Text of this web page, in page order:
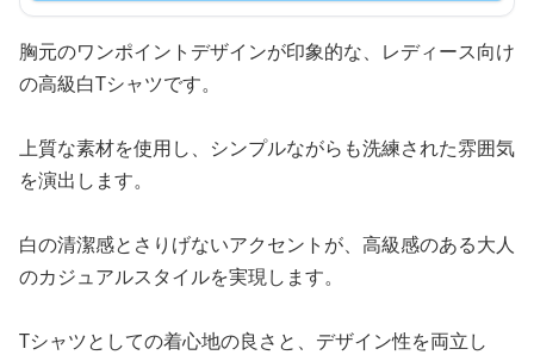
胸元のワンポイントデザインが印象的な、レディース向け
の高級白Tシャツです。
上質な素材を使用し、シンプルながらも洗練された雰囲気
を演出します。
白の清潔感とさりげないアクセントが、高級感のある大人
のカジュアルスタイルを実現します。
Tシャツとしての着心地の良さと、デザイン性を両立し